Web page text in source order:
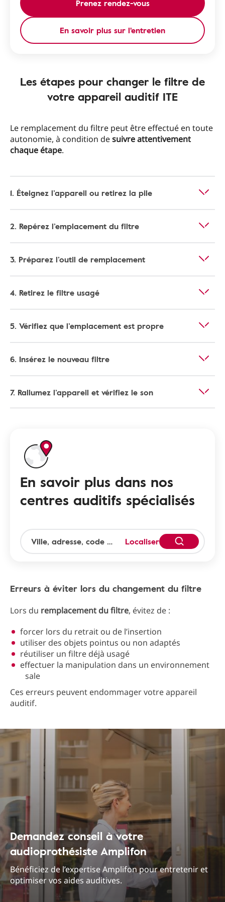
Prenez rendez-vous
En savoir plus sur l'entretien
Les étapes pour changer le filtre de
votre appareil auditif ITE
Le remplacement du filtre peut être effectué en toute
autonomie, à condition desuivre attentivement
chaque étape.
1. Éteignez l’appareil ou retirez la pile
2. Repérez l’emplacement du filtre
3. Préparez l’outil de remplacement
4. Retirez le filtre usagé
5. Vérifiez que l’emplacement est propre
6. Insérez le nouveau filtre
7. Rallumez l’appareil et vérifiez le son
En savoir plus dans nos
centres auditifs spécialisés
Localiser
Erreurs à éviter lors du changement du filtre
Lors du remplacement du filtre, évitez de :
forcer lors du retrait ou de l’insertion
utiliser des objets pointus ou non adaptés
réutiliser un filtre déjà usagé
effectuer la manipulation dans un environnement
sale
Ces erreurs peuvent endommager votre appareil
auditif.
Demandez conseil à votre
audioprothésiste Amplifon
Bénéficiez de l’expertise Amplifon pour entretenir et
optimiser vos aides auditives.